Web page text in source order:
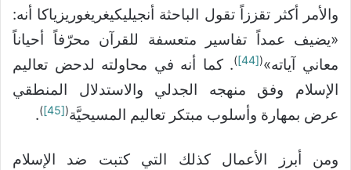
والأمر أكثر تقززاً تقول الباحثة أنجيليكيغريغوريزياكا أنه:
«يضيف عمداً تفاسير متعسفة للقرآن محرّفاً أحياناً
معاني آياته»(
[44]
). كما أنه في محاولته لدحض تعاليم
الإسلام وفق منهجه الجدلي والاستدلال المنطقي
عرض بمهارة وأسلوب مبتكر تعاليم المسيحيَّة(
[45]
)
.
ومن أبرز الأعمال كذلك التي كتبت ضد الإسلام